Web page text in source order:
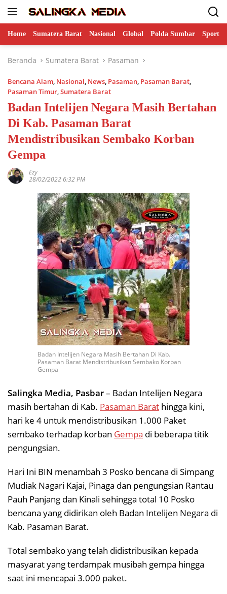
Home Sumatera Barat Nasional Global Polda Sumbar Sports
Beranda Sumatera Barat Pasaman
Bencana Alam, Nasional, News, Pasaman, Pasaman Barat,
Pasaman Timur,Sumatera Barat
Badan Intelijen Negara Masih Bertahan
Di Kab. Pasaman Barat
Mendistribusikan Sembako Korban
Gempa
Ezy
28/02/2022 6:32 PM
Badan Intelijen Negara Masih Bertahan Di Kab.
Pasaman Barat Mendistribusikan Sembako Korban
Gempa
Salingka Media, Pasbar– Badan Intelijen Negara
masih bertahan di Kab. Pasaman Barat hingga kini,
hari ke 4 untuk mendistribusikan 1.000 Paket
sembako terhadap korban Gempa di beberapa titik
pengungsian.
Hari Ini BIN menambah 3 Posko bencana di Simpang
Mudiak Nagari Kajai, Pinaga dan pengungsian Rantau
Pauh Panjang dan Kinali sehingga total 10 Posko
bencana yang didirikan oleh Badan Intelijen Negara di
Kab. Pasaman Barat.
Total sembako yang telah didistribusikan kepada
masyarat yang terdampak musibah gempa hingga
saat ini mencapai 3.000 paket.